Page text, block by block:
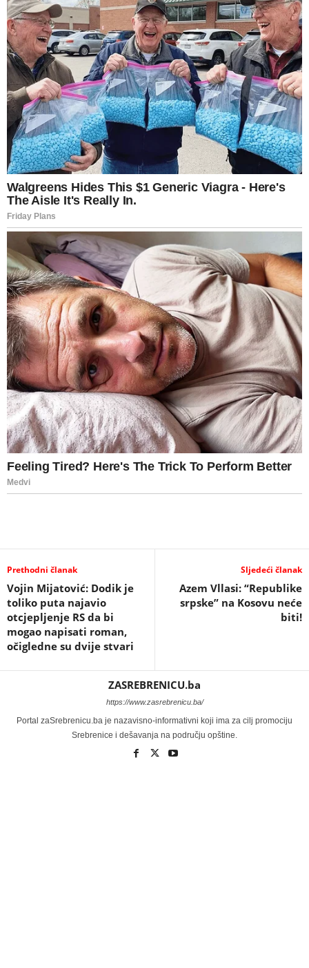
Prethodni članak
Vojin Mijatović: Dodik je
toliko puta najavio
otcjepljenje RS da bi
mogao napisati roman,
očigledne su dvije stvari
Sljedeći članak
Azem Vllasi: “Republike
srpske” na Kosovu neće
biti!
ZASREBRENICU.ba
https://www.zasrebrenicu.ba/
Portal zaSrebrenicu.ba je nazavisno-informativni koji ima za cilj promociju
Srebrenice i dešavanja na području opštine.